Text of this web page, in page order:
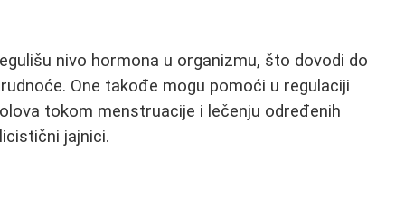
nivo hormona u organizmu, što dovodi do
One takođe mogu pomoći u regulaciji
tokom menstruacije i lečenju određenih
jajnici.